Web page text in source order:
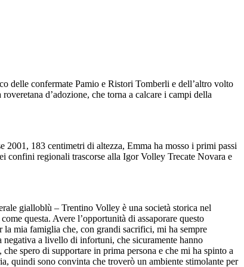
delle confermate Pamio e Ristori Tomberli e dell’altro volto
d’adozione, che torna a calcare i campi della
183 centimetri di altezza, Emma ha mosso i primi passi
confini regionali trascorse alla Igor Volley Trecate Novara e
gialloblù – Trentino Volley è una società storica nel
questa. Avere l’opportunità di assaporare questo
mia famiglia che, con grandi sacrifici, mi ha sempre
negativa a livello di infortuni, che sicuramente hanno
spero di supportare in prima persona e che mi ha spinto a
quindi sono convinta che troverò un ambiente stimolante per